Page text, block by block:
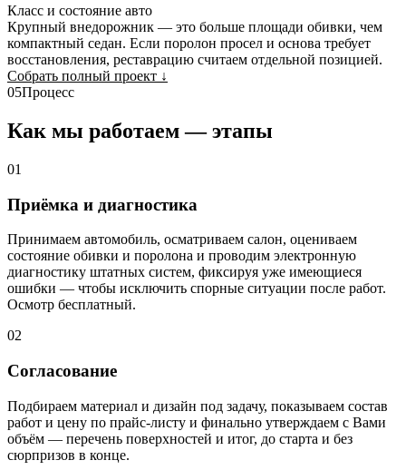
Класс и состояние авто
Крупный внедорожник — это больше площади обивки, чем
компактный седан. Если поролон просел и основа требует
восстановления, реставрацию считаем отдельной позицией.
Собрать полный проект ↓
05Процесс
Как мы работаем — этапы
01
Приёмка и диагностика
Принимаем автомобиль, осматриваем салон, оцениваем
состояние обивки и поролона и проводим электронную
диагностику штатных систем, фиксируя уже имеющиеся
ошибки — чтобы исключить спорные ситуации после работ.
Осмотр бесплатный.
02
Согласование
Подбираем материал и дизайн под задачу, показываем состав
работ и цену по прайс-листу и финально утверждаем с Вами
объём — перечень поверхностей и итог, до старта и без
сюрпризов в конце.